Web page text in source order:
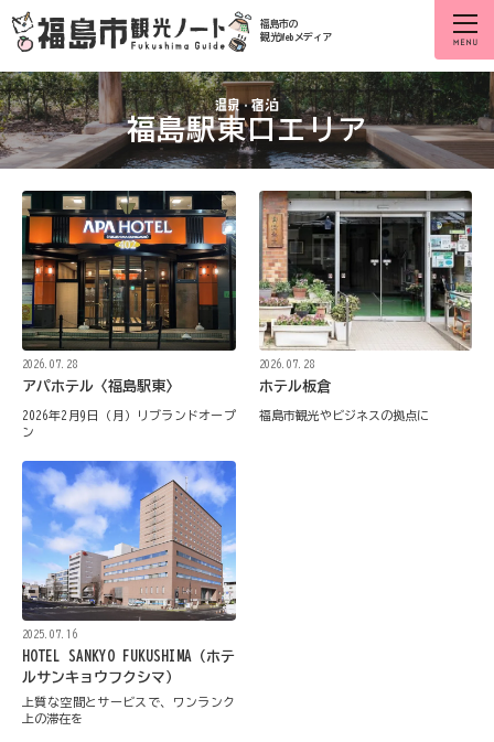
福島市の
観光Webメディア
福島駅東口エリア
2026.07.28
アパホテル〈福島駅東〉
2026年2月9日（月）リブランドオープ
ン
2026.07.28
ホテル板倉
福島市観光やビジネスの拠点に
2025.07.16
HOTEL SANKYO FUKUSHIMA（ホテ
ルサンキョウフクシマ）
上質な空間とサービスで、ワンランク
上の滞在を